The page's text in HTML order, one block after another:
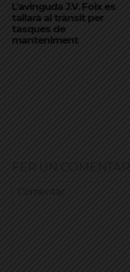
L’avinguda J.V. Foix es
tallarà al trànsit per
tasques de
manteniment
FER UN COMENTARI